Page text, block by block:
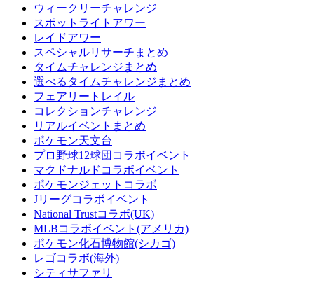
ウィークリーチャレンジ
スポットライトアワー
レイドアワー
スペシャルリサーチまとめ
タイムチャレンジまとめ
選べるタイムチャレンジまとめ
フェアリートレイル
コレクションチャレンジ
リアルイベントまとめ
ポケモン天文台
プロ野球12球団コラボイベント
マクドナルドコラボイベント
ポケモンジェットコラボ
Jリーグコラボイベント
National Trustコラボ(UK)
MLBコラボイベント(アメリカ)
ポケモン化石博物館(シカゴ)
レゴコラボ(海外)
シティサファリ